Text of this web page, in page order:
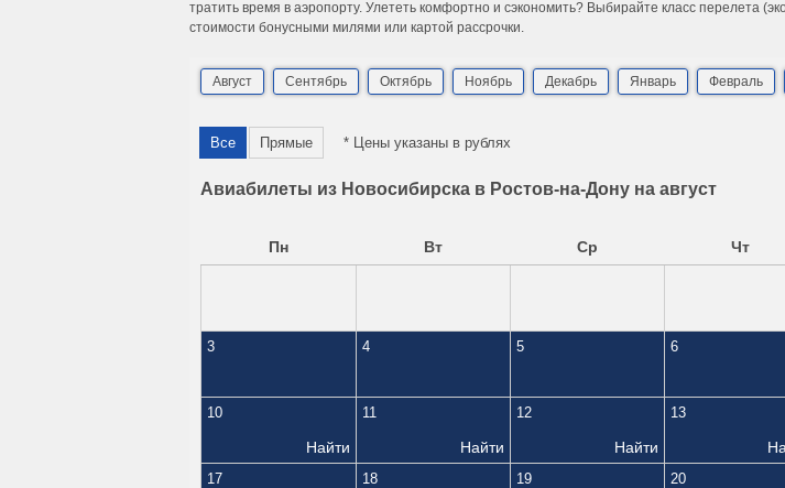
тратить время в аэропорту. Улететь комфортно и сэкономить? Выбирайте класс перелета
стоимости бонусными милями или картой рассрочки.
Август Сентябрь Октябрь Ноябрь Декабрь Январь Февраль
Все Прямые * Цены указаны в рублях
Авиабилеты из Новосибирска в Ростов-на-Дону на август
Пн Вт Ср Чт
3 4 5 6
10
Найти
11
Найти
12
Найти
13
17 18 19 20